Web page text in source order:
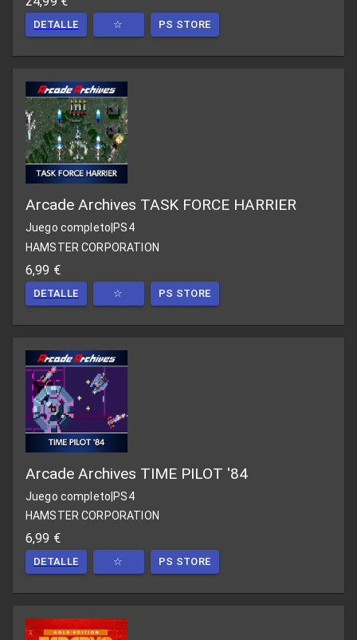
DETALLE ☆ PS STORE
Arcade Archives TASK FORCE HARRIER
Juego completo PS4
HAMSTER CORPORATION
6,99 €
DETALLE ☆ PS STORE
Arcade Archives TIME PILOT '84
Juego completo|PS4
HAMSTER CORPORATION
6,99 €
DETALLE ☆ PS STORE